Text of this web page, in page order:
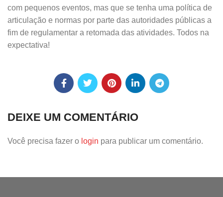
com pequenos eventos, mas que se tenha uma política de
articulação e normas por parte das autoridades públicas a
fim de regulamentar a retomada das atividades. Todos na
expectativa!
DEIXE UM COMENTÁRIO
Você precisa fazer o login para publicar um comentário.